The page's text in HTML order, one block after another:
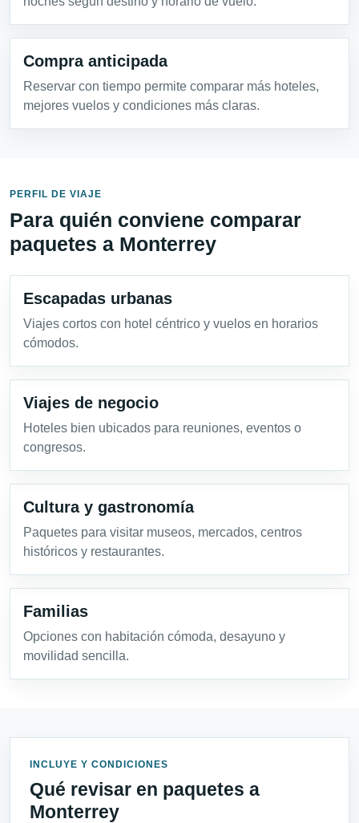
Compra anticipada
Reservar con tiempo permite comparar más hoteles,
mejores vuelos y condiciones más claras.
PERFIL DE VIAJE
Para quién conviene comparar
paquetes a Monterrey
Escapadas urbanas
Viajes cortos con hotel céntrico y vuelos en horarios
cómodos.
Viajes de negocio
Hoteles bien ubicados para reuniones, eventos o
congresos.
Cultura y gastronomía
Paquetes para visitar museos, mercados, centros
históricos y restaurantes.
Familias
Opciones con habitación cómoda, desayuno y
movilidad sencilla.
INCLUYE Y CONDICIONES
Qué revisar en paquetes a
Monterrey